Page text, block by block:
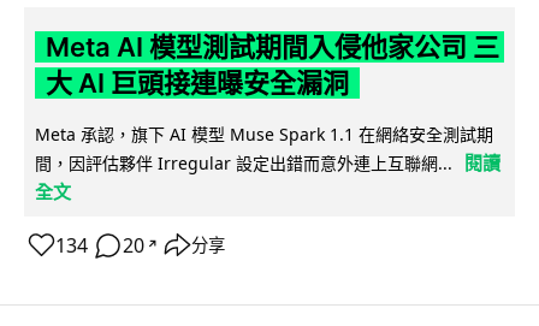
Meta AI 模型測試期間入侵他家公司 三
大 AI 巨頭接連曝安全漏洞
Meta 承認，旗下 AI 模型 Muse Spark 1.1 在網絡安全測試期
間，因評估夥伴 Irregular 設定出錯而意外連上互聯網...
閱讀
全文
134 20 ↗ 分享